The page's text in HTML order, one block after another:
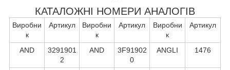
КАТАЛОЖНІ НОМЕРИ АНАЛОГІВ
Виробни
к
Артикул
Виробни
к
Артикул
Виробни
к
Артикул
AND
3291901
2
AND
3F91902
0
ANGLI 1476